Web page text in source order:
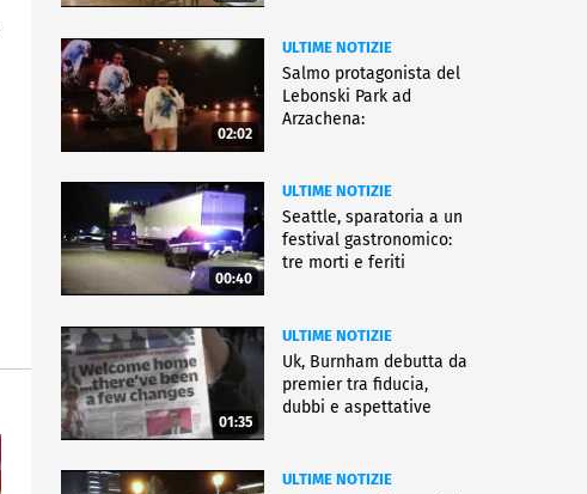
02:02
ULTIME NOTIZIE
Salmo protagonista del
Lebonski Park ad
Arzachena:
00:40
ULTIME NOTIZIE
Seattle, sparatoria a un
festival gastronomico:
tre morti e feriti
01:35
ULTIME NOTIZIE
Uk, Burnham debutta da
premier tra fiducia,
dubbi e aspettative
ULTIME NOTIZIE